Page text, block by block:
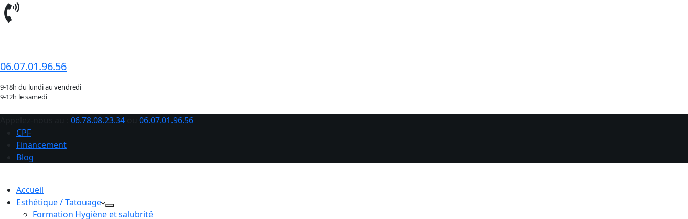
06.07.01.96.56
9-18h du lundi au vendredi
9-12h le samedi
06.78.08.23.34
06.07.01.96.56
CPF
Financement
Blog
Accueil
Esthétique / Tatouage
Formation Hygiène et salubrité